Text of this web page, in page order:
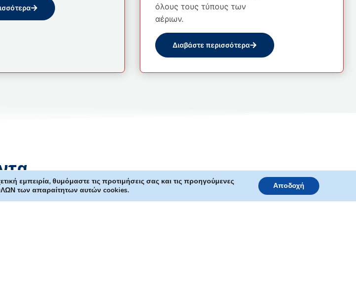
όλους τους τύπους των
αέριων.
Διαβάστε περισσότερα
εμπειρία, θυμόμαστε τις προτιμήσεις σας και τις προηγούμενες
των απαραίτητων αυτών cookies.
Αποδοχή